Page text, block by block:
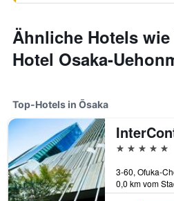
Ähnliche Hotels
Hotel Osaka-
Top-Hotels in Ōsaka
5 Sterne
0,0 km vom